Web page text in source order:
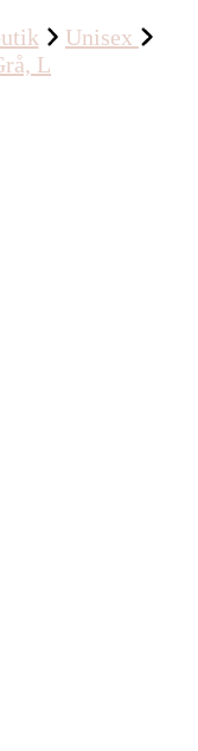
Unisex
L